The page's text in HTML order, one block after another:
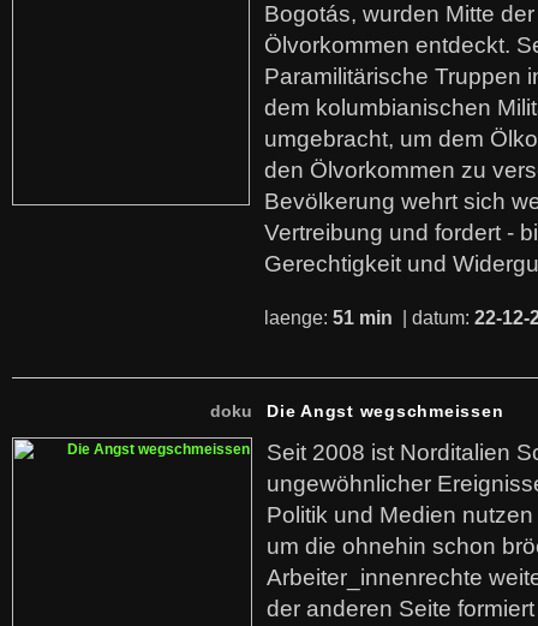
Bogotás, wurden Mitte
Ölvorkommen entdeckt.
Paramilitärische Truppen
dem kolumbianischen
umgebracht, um dem
den Ölvorkommen zu
Bevölkerung wehrt sich
Vertreibung und fordert -
Gerechtigkeit und
laenge: 51 min | datum: 22-12-
doku Die Angst wegschmeissen
Seit 2008 ist Norditalien
ungewöhnlicher
Politik und Medien
um die ohnehin schon
Arbeiter_innenrechte
der anderen Seite